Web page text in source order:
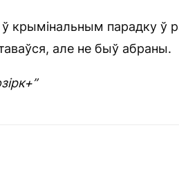
крымінальным парадку ў
але не быў абраны.